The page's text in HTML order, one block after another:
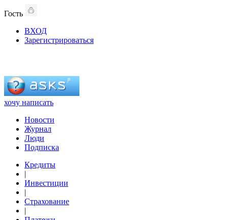
Гость
ВХОД
Зарегистрироваться
хочу написать
Новости
Журнал
Люди
Подписка
Кредиты
|
Инвестиции
|
Страхование
|